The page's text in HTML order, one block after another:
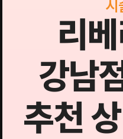
시
리
강남
추천